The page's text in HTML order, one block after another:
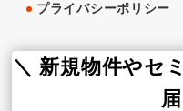
プライバシーポリシー
グループ会社
＼ 新規物件やセ